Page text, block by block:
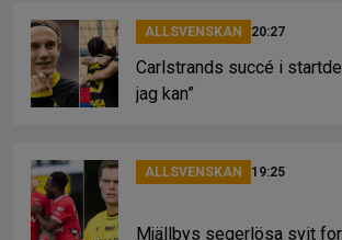
ALLSVENSKAN 20:27
Carlstrands succé i
jag kan”
ALLSVENSKAN 19:25
Mjällbys segerlösa svit